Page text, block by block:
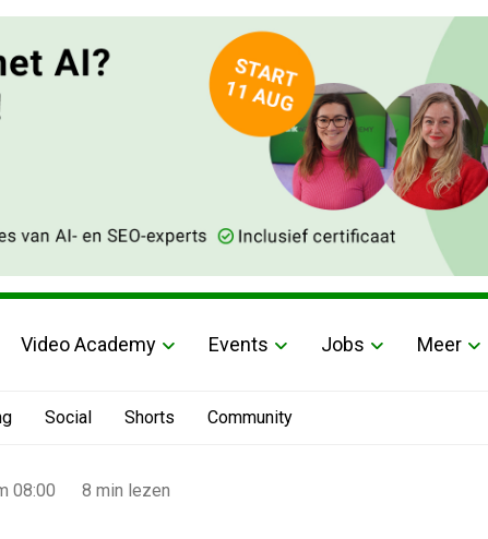
Video Academy Events Jobs Meer
Social Shorts Community
08:00 8 min lezen